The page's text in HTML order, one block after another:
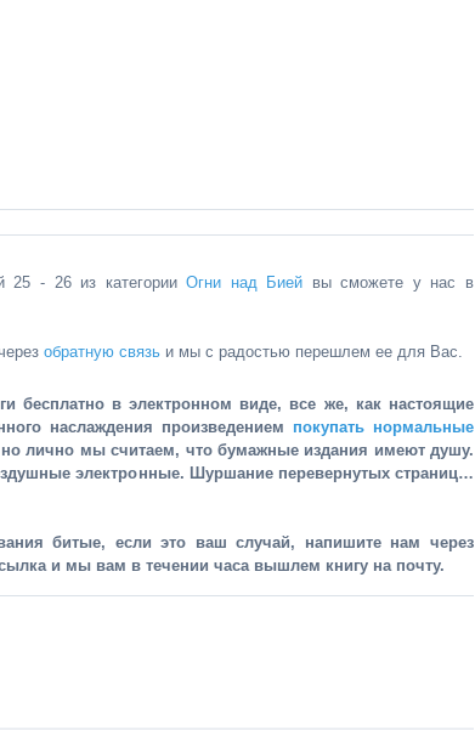
25 - 26 из категорииОгни над Бией вы сможете у нас в
обратную связь и мы с радостью перешлем ее для Вас.
бесплатно в электронном виде, все же, как настоящие
наслаждения произведением покупать нормальные
лично мы считаем, что бумажные издания имеют душу.
электронные. Шуршание перевернутых страниц…
битые, если это ваш случай, напишите нам через
и мы вам в течении часа вышлем книгу на почту.